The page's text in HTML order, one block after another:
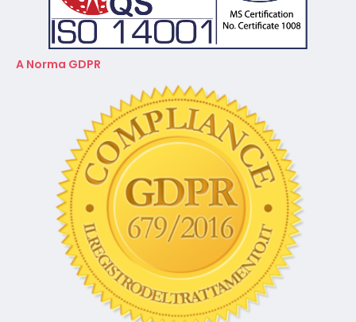
CONFEUROPA ACADEMY - Centro studi e ricerche